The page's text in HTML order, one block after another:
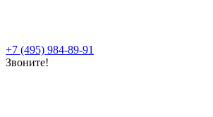
+7 (495) 984-89-91
Звоните!